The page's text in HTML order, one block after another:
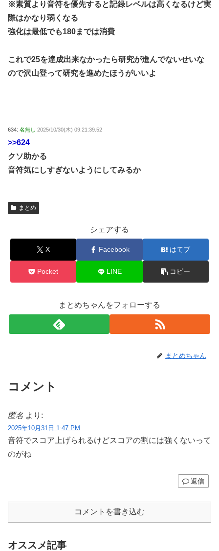
※素質より音符を優先すると記録レベルは高くなるけど実
際はかなり弱くなる
強化は最低でも180までは消費
これで25を達成出来なかったら研究が進んでないせいな
ので沢山登って研究を進めたほうがいいよ
634: 名無し 2025/10/30(木) 09:21:39.52
>>624
クソ助かる
音符気にしすぎないようにしてみるか
まとめ
シェアする
X Facebook はてブ
Pocket LINE コピー
まとめちゃんをフォローする
まとめちゃん
コメント
匿名 より:
2025年10月31日 1:47 PM
音符でスコア上げられるけどスコアの割には強くないって
のがね
返信
コメントを書き込む
オススメ記事